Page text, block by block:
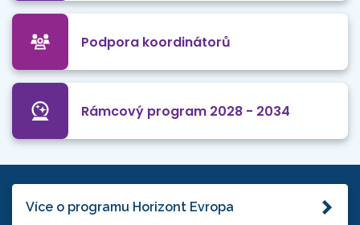
Podpora koordinátorů
Rámcový program 2028 - 2034
Více o programu Horizont Evropa